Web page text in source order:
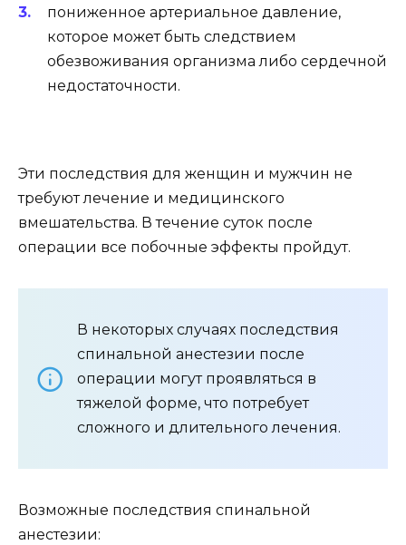
пониженное артериальное давление,
которое может быть следствием
обезвоживания организма либо сердечной
недостаточности.
Эти последствия для женщин и мужчин не
требуют лечение и медицинского
вмешательства. В течение суток после
операции все побочные эффекты пройдут.
В некоторых случаях последствия
спинальной анестезии после
операции могут проявляться в
тяжелой форме, что потребует
сложного и длительного лечения.
Возможные последствия спинальной
анестезии: